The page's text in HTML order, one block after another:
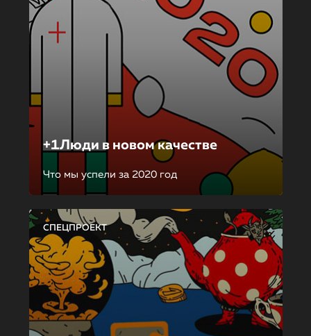
+1Люди в новом качестве
Что мы успели за 2020 год
СПЕЦПРОЕКТ